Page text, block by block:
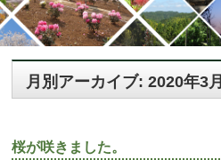
月別アーカイブ: 2020年3月
桜が咲きました。